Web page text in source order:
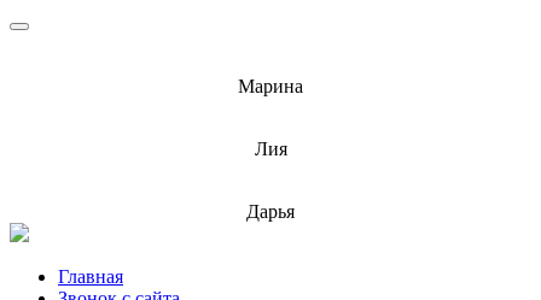
Марина
Лия
Дарья
ПерейтиГлавная